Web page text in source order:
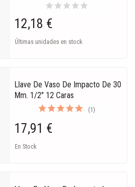
starstarstarstarstar
12,18 €
Últimas unidades en stock
Llave De Vaso De Impacto De 30
Mm. 1/2" 12 Caras
(1)
17,91 €
En Stock